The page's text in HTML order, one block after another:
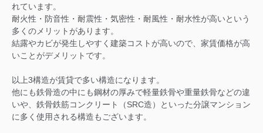
れています。
耐火性・防音性・耐震性・気密性・耐風性・耐水性が高いという
多くのメリットがあります。
結露やカビが発生しやすく建築コストが高いので、家賃価格が高
いことがデメリットです。
以上3構造が賃貸で多い構造になります。
他にも鉄骨造の中にも鋼材の厚みで軽量鉄骨や重量鉄骨などの違
いや、鉄骨鉄筋コンクリート（SRC造）といった分譲マンション
に多く使用される構造もございます。